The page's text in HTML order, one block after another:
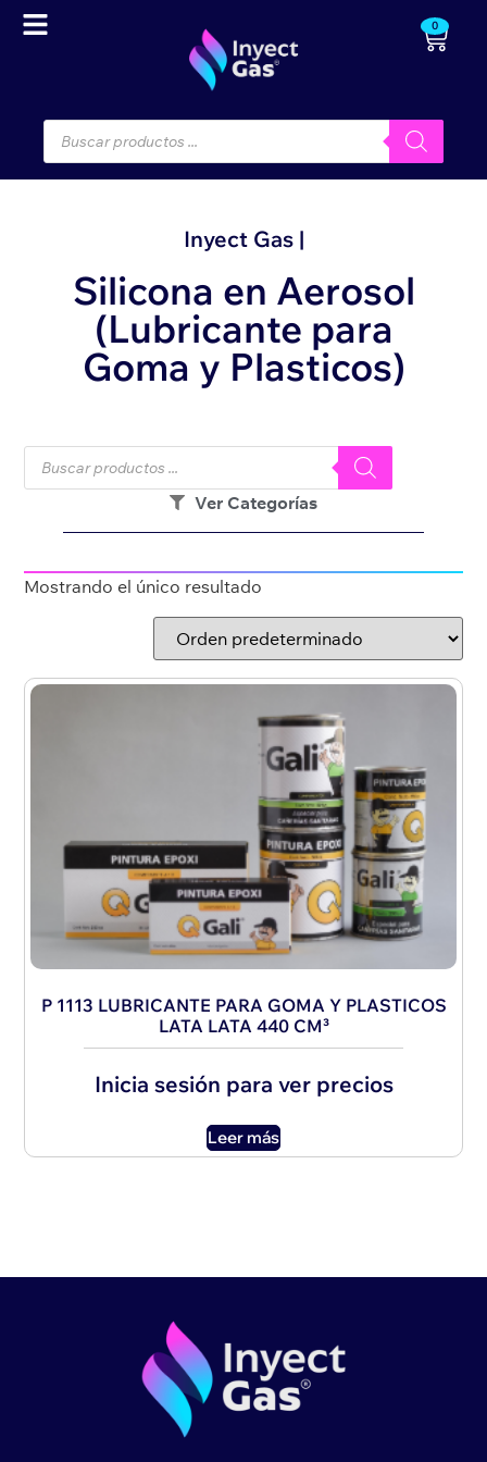
0
Inyect Gas |
Silicona en Aerosol
(Lubricante para
Goma y Plasticos)
Ver Categorías
Mostrando el único resultado
P 1113 LUBRICANTE PARA GOMA Y PLASTICOS
LATA LATA 440 CM³
Inicia sesión para ver precios
Leer más